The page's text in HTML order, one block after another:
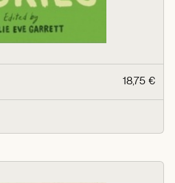
18,75 €